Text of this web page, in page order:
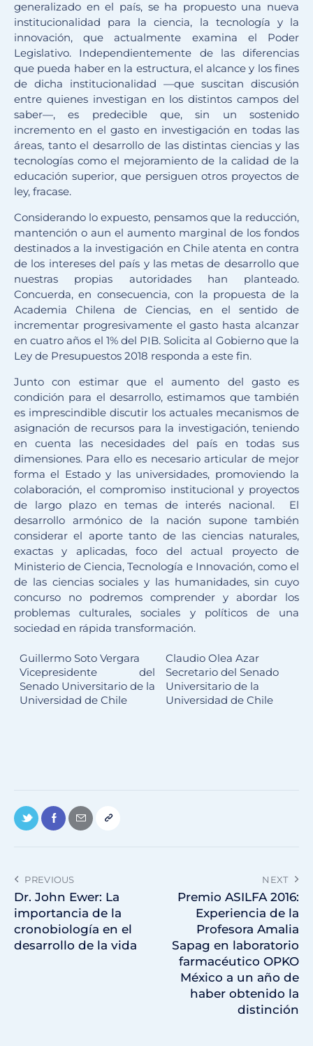
generalizado en el país, se ha propuesto una nueva
institucionalidad para la ciencia, la tecnología y la
innovación, que actualmente examina el Poder
Legislativo. Independientemente de las diferencias
que pueda haber en la estructura, el alcance y los fines
de dicha institucionalidad —que suscitan discusión
entre quienes investigan en los distintos campos del
saber—, es predecible que, sin un sostenido
incremento en el gasto en investigación en todas las
áreas, tanto el desarrollo de las distintas ciencias y las
tecnologías como el mejoramiento de la calidad de la
educación superior, que persiguen otros proyectos de
ley, fracase.
Considerando lo expuesto, pensamos que la reducción,
mantención o aun el aumento marginal de los fondos
destinados a la investigación en Chile atenta en contra
de los intereses del país y las metas de desarrollo que
nuestras propias autoridades han planteado.
Concuerda, en consecuencia, con la propuesta de la
Academia Chilena de Ciencias, en el sentido de
incrementar progresivamente el gasto hasta alcanzar
en cuatro años el 1% del PIB. Solicita al Gobierno que la
Ley de Presupuestos 2018 responda a este fin.
Junto con estimar que el aumento del gasto es
condición para el desarrollo, estimamos que también
es imprescindible discutir los actuales mecanismos de
asignación de recursos para la investigación, teniendo
en cuenta las necesidades del país en todas sus
dimensiones. Para ello es necesario articular de mejor
forma el Estado y las universidades, promoviendo la
colaboración, el compromiso institucional y proyectos
de largo plazo en temas de interés nacional. El
desarrollo armónico de la nación supone también
considerar el aporte tanto de las ciencias naturales,
exactas y aplicadas, foco del actual proyecto de
Ministerio de Ciencia, Tecnología e Innovación, como el
de las ciencias sociales y las humanidades, sin cuyo
concurso no podremos comprender y abordar los
problemas culturales, sociales y políticos de una
sociedad en rápida transformación.
Guillermo Soto Vergara
Vicepresidente del
Senado Universitario de la
Universidad de Chile
Claudio Olea Azar
Secretario del Senado
Universitario de la
Universidad de Chile
PREVIOUS
Dr. John Ewer: La
importancia de la
cronobiología en el
desarrollo de la vida
NEXT
Premio ASILFA 2016:
Experiencia de la
Profesora Amalia
Sapag en laboratorio
farmacéutico OPKO
México a un año de
haber obtenido la
distinción